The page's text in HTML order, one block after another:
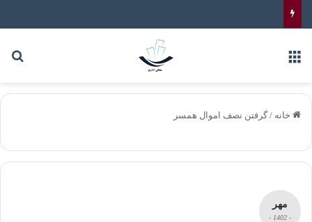
خانه / گرفتن نصف اموال همسر
مهر
- 1402 -